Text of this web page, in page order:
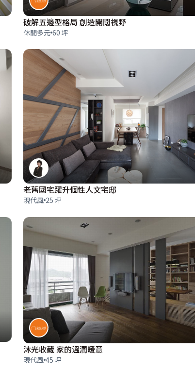
破解五邊型格局 創造開闊視野
休閒多元 60 坪
老舊國宅躍升個性人文宅邸
現代風 25 坪
沐光收藏 家的溫潤暖意
現代風 45 坪